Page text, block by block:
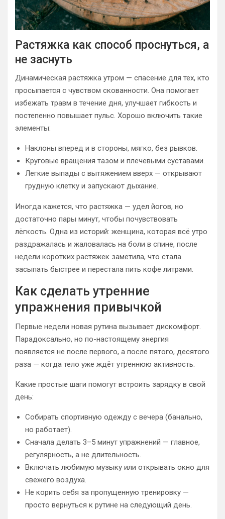
Растяжка как способ проснуться, а
не заснуть
Динамическая растяжка утром — спасение для тех, кто
просыпается с чувством скованности. Она помогает
избежать травм в течение дня, улучшает гибкость и
постепенно повышает пульс. Хорошо включить такие
элементы:
Наклоны вперед и в стороны, мягко, без рывков.
Круговые вращения тазом и плечевыми суставами.
Легкие выпады с вытяжением вверх — открывают
грудную клетку и запускают дыхание.
Иногда кажется, что растяжка — удел йогов, но
достаточно пары минут, чтобы почувствовать
лёгкость. Одна из историй: женщина, которая всё утро
раздражалась и жаловалась на боли в спине, после
недели коротких растяжек заметила, что стала
засыпать быстрее и перестала пить кофе литрами.
Как сделать утренние
упражнения привычкой
Первые недели новая рутина вызывает дискомфорт.
Парадоксально, но по-настоящему энергия
появляется не после первого, а после пятого, десятого
раза — когда тело уже ждёт утреннюю активность.
Какие простые шаги помогут встроить зарядку в свой
день:
Собирать спортивную одежду с вечера (банально,
но работает).
Сначала делать 3–5 минут упражнений — главное,
регулярность, а не длительность.
Включать любимую музыку или открывать окно для
свежего воздуха.
Не корить себя за пропущенную тренировку —
просто вернуться к рутине на следующий день.